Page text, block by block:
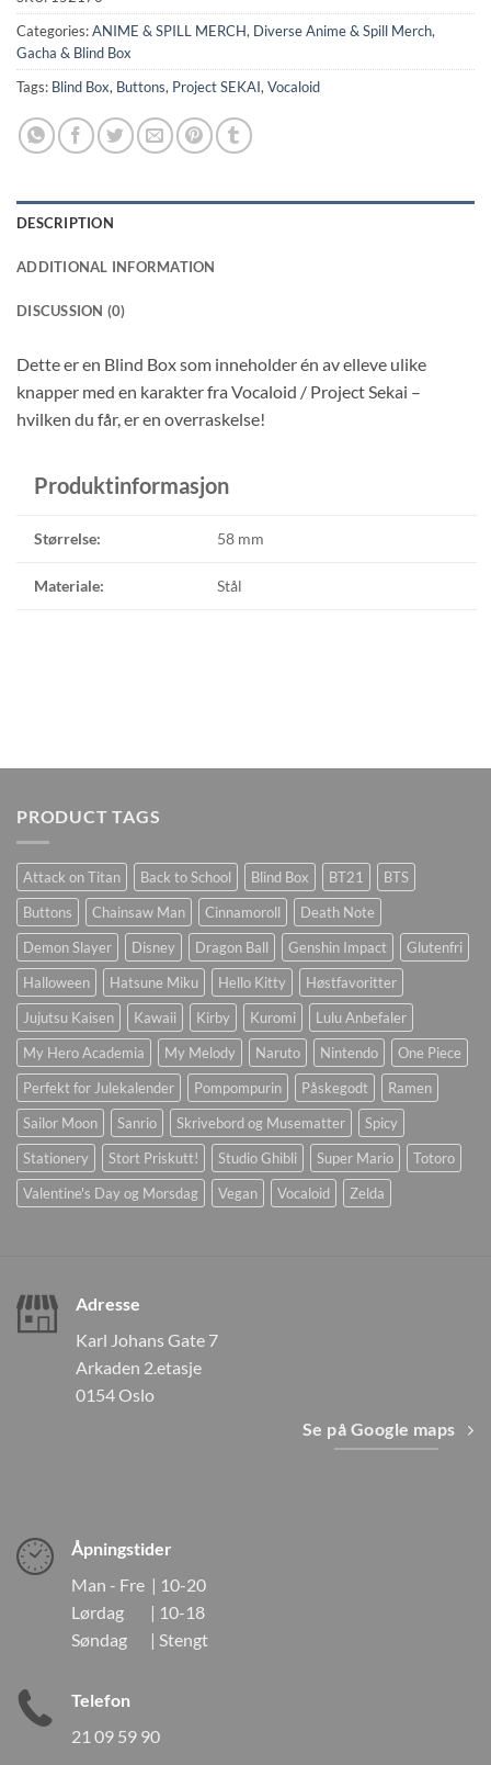
Categories:ANIME & SPILL MERCH, Diverse Anime & Spill Merch,
Gacha & Blind Box
Tags: Blind Box, Buttons, Project SEKAI, Vocaloid
DESCRIPTION
ADDITIONAL INFORMATION
DISCUSSION (0)
Dette er en Blind Box som inneholder én av elleve ulike
knapper med en karakter fra Vocaloid / Project Sekai –
hvilken du får, er en overraskelse!
Produktinformasjon
Størrelse: 58 mm
Materiale: Stål
PRODUCT TAGS
Attack on Titan Back to School Blind Box BT21
BTS
Buttons
Chainsaw Man Cinnamoroll
Death Note
Demon Slayer
Disney Dragon Ball Genshin Impact
Glutenfri
Halloween
Hatsune Miku Hello Kitty
Høstfavoritter
Jujutsu Kaisen
Kawaii Kirby Kuromi
Lulu Anbefaler
My Hero Academia
My Melody Naruto Nintendo
One Piece
Perfekt for Julekalender
Pompompurin Påskegodt
Ramen
Sailor Moon
Sanrio Skrivebord og Musematter
Spicy
Stationery
Stort Priskutt! Studio Ghibli Super Mario
Totoro
Valentine's Day og Morsdag
Vegan Vocaloid Zelda
Adresse
Karl Johans Gate 7
Arkaden 2.etasje
0154 Oslo
Se på Google maps
Åpningstider
Man - Fre | 10-20
Lørdag | 10-18
Søndag | Stengt
Telefon
21 09 59 90